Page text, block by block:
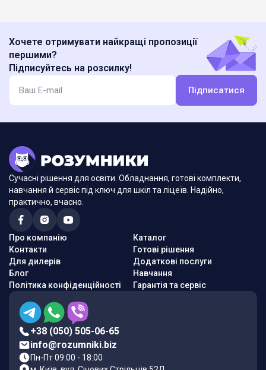
Хочете отримувати найкращі пропозиції
першими?
Підписуйтесь на розсилку!
Підписатися
Сучасні рішення для освіти. Обладнання, готові комплекти,
навчання й сервіс під ключ для шкіл та ліцеїв. Надійно,
практично, вчасно.
Про компанію
Контакти
Для дилерів
Блог
Політика конфіденційності
Каталог
Готові рішення
Додаткові послуги
Навчання
Гарантія та сервіс
+38 (050) 505-06-65
info@rozumniki.biz
Пн-Пт 09:00 - 18:00